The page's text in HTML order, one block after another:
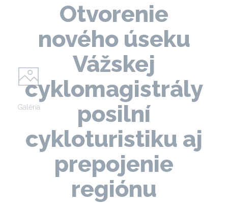
Otvorenie
nového úseku
Vážskej
cyklomagistrály
posilní
cykloturistiku aj
prepojenie
regiónu
Galéria